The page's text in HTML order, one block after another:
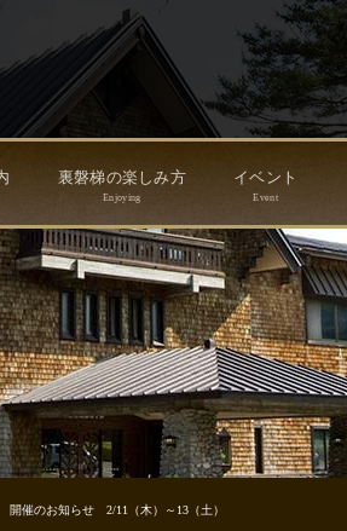
裏磐梯の楽しみ方
Enjoying
イベント
Event
開催のお知らせ 2/11（木）～13（土）